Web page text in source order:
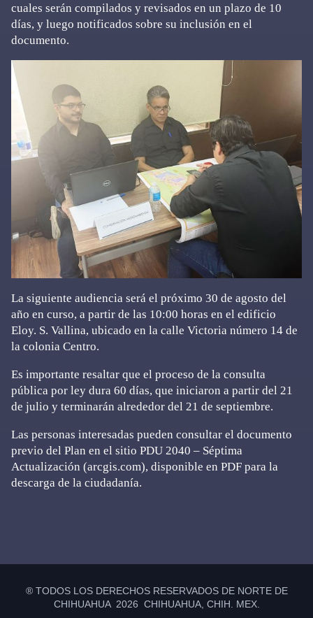
cuales serán compilados y revisados en un plazo de 10
días, y luego notificados sobre su inclusión en el
documento.
La siguiente audiencia será el próximo 30 de agosto del
año en curso, a partir de las 10:00 horas en el edificio
Eloy. S. Vallina, ubicado en la calle Victoria número 14 de
la colonia Centro.
Es importante resaltar que el proceso de la consulta
pública por ley dura 60 días, que iniciaron a partir del 21
de julio y terminarán alrededor del 21 de septiembre.
Las personas interesadas pueden consultar el documento
previo del Plan en el sitio PDU 2040 – Séptima
Actualización (arcgis.com), disponible en PDF para la
descarga de la ciudadanía.
® TODOS LOS DERECHOS RESERVADOS DE NORTE DE
CHIHUAHUA 2026 CHIHUAHUA, CHIH. MEX.